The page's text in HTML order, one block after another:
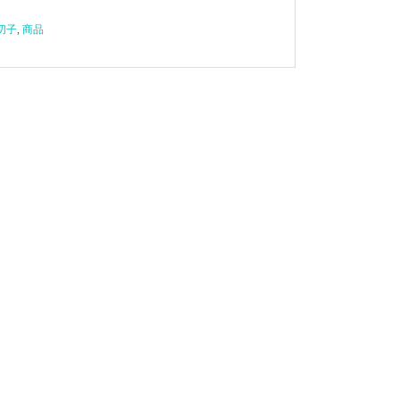
子, 商品